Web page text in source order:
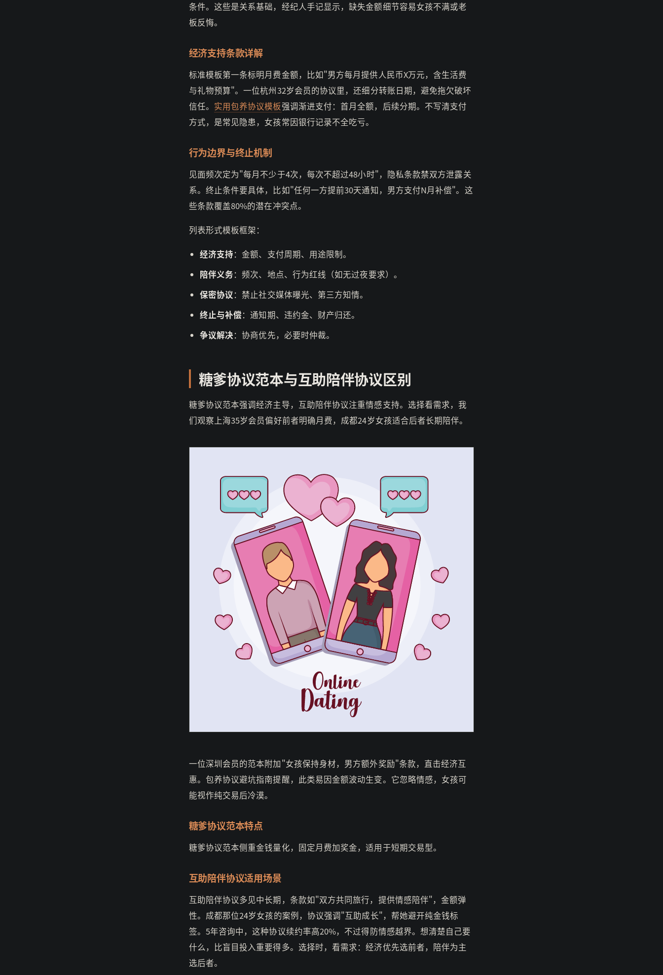
条件。这些是关系基础，经纪人手记显示，缺失金额细节容易女孩不满或老
板反悔。
经济支持条款详解
标准模板第一条标明月费金额，比如"男方每月提供人民币X万元，含生活费
与礼物预算"。一位杭州32岁会员的协议里，还细分转账日期，避免拖欠破坏
信任。 实用包养协议模板强调渐进支付：首月全额，后续分期。不写清支付
方式，是常见隐患，女孩常因银行记录不全吃亏。
行为边界与终止机制
见面频次定为"每月不少于4次，每次不超过48小时"，隐私条款禁双方泄露关
系。终止条件要具体，比如"任何一方提前30天通知，男方支付N月补偿"。这
些条款覆盖80%的潜在冲突点。
列表形式模板框架：
经济支持：金额、支付周期、用途限制。
陪伴义务：频次、地点、行为红线（如无过夜要求）。
保密协议：禁止社交媒体曝光、第三方知情。
终止与补偿：通知期、违约金、财产归还。
争议解决：协商优先，必要时仲裁。
糖爹协议范本与互助陪伴协议区别
糖爹协议范本强调经济主导，互助陪伴协议注重情感支持。选择看需求，我
们观察上海35岁会员偏好前者明确月费，成都24岁女孩适合后者长期陪伴。
一位深圳会员的范本附加"女孩保持身材，男方额外奖励"条款，直击经济互
惠。包养协议避坑指南提醒，此类易因金额波动生变。它忽略情感，女孩可
能视作纯交易后冷漠。
糖爹协议范本特点
糖爹协议范本侧重金钱量化，固定月费加奖金，适用于短期交易型。
互助陪伴协议适用场景
互助陪伴协议多见中长期，条款如"双方共同旅行，提供情感陪伴"，金额弹
性。成都那位24岁女孩的案例，协议强调"互助成长"，帮她避开纯金钱标
签。5年咨询中，这种协议续约率高20%，不过得防情感越界。想清楚自己要
什么，比盲目投入重要得多。选择时，看需求：经济优先选前者，陪伴为主
选后者。